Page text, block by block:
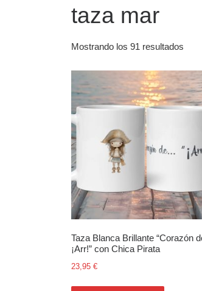
taza mar
Mostrando los 91 resultados
Taza Blanca Brillante “Corazón
¡Arr!” con Chica Pirata
23,95 €